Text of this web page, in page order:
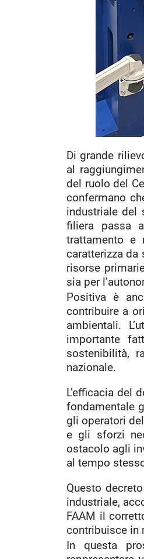
Di grande
al
del ruolo del
confermano
industriale del
filiera passa
trattamento e
caratterizza da
risorse
sia per
Positiva è
contribuire a
ambientali.
importante
sostenibilità,
nazionale.
L’efficacia del
fondamentale
gli operatori
e gli sforzi
ostacolo agli
al tempo
Questo
industriale,
FAAM il
contribuisce in
In questa